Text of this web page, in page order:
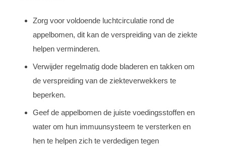
Zorg voor voldoende luchtcirculatie rond de
appelbomen, dit kan de verspreiding van de ziekte
helpen verminderen.
Verwijder regelmatig dode bladeren en takken om
de verspreiding van de ziekteverwekkers te
beperken.
Geef de appelbomen de juiste voedingsstoffen en
water om hun immuunsysteem te versterken en
hen te helpen zich te verdedigen tegen